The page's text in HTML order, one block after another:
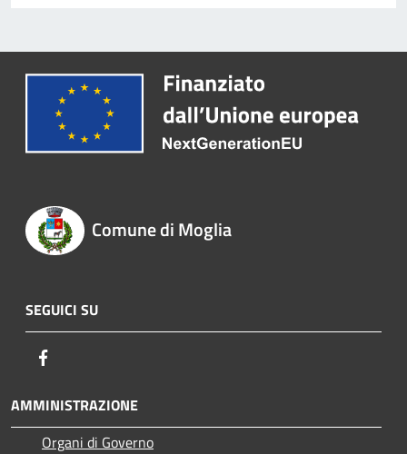
Comune di Moglia
SEGUICI SU
AMMINISTRAZIONE
Organi di Governo